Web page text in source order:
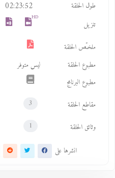
طول الحلقة 02:23:52
تنزيل
HD
ملخـّص الحلقة
مطبوع الحلقة
ليس متوفر
مطبوع البرنامج
مقاطع الحلقة
وثائق الحلقة
انشرها على